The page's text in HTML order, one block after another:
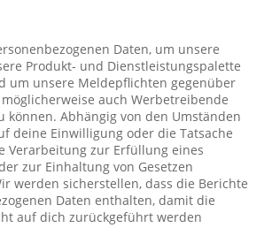
Daten, um unsere
Produkt- und Dienstleistungspalette
um unsere Meldepflichten gegenüber
auch Werbetreibende
können. Abhängig von den Umständen
deine Einwilligung oder die Tatsache
Verarbeitung zur Erfüllung eines
zur Einhaltung von Gesetzen
werden sicherstellen, dass die Berichte
Daten enthalten, damit die
auf dich zurückgeführt werden